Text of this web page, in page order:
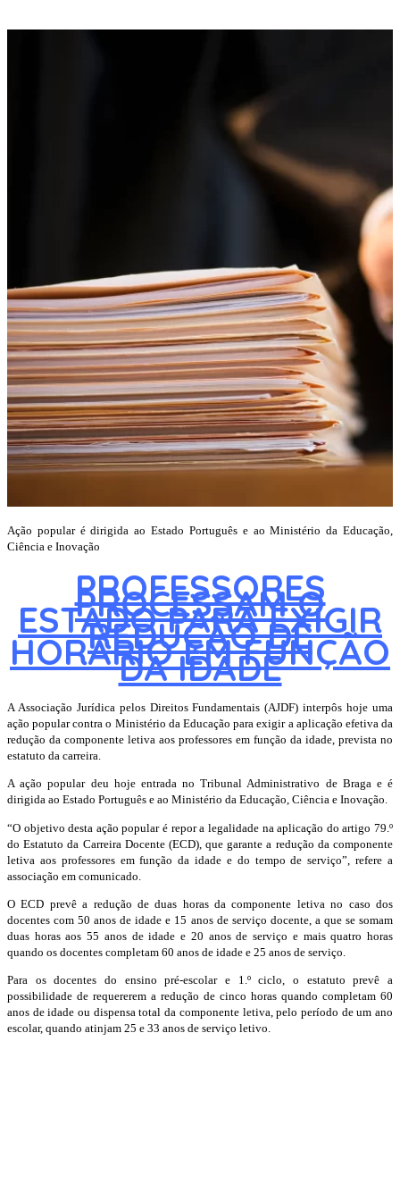
Ação popular é dirigida ao Estado Português e ao Ministério da Educação,
Ciência e Inovação
PROFESSORES
PROCESSAM O
ESTADO PARA EXIGIR
REDUÇÃO DE
HORÁRIO EM FUNÇÃO
DA IDADE
A Associação Jurídica pelos Direitos Fundamentais (AJDF) interpôs hoje uma
ação popular contra o Ministério da Educação para exigir a aplicação efetiva da
redução da componente letiva aos professores em função da idade, prevista no
estatuto da carreira.
A ação popular deu hoje entrada no Tribunal Administrativo de Braga e é
dirigida ao Estado Português e ao Ministério da Educação, Ciência e Inovação.
“O objetivo desta ação popular é repor a legalidade na aplicação do artigo 79.º
do Estatuto da Carreira Docente (ECD), que garante a redução da componente
letiva aos professores em função da idade e do tempo de serviço”, refere a
associação em comunicado.
O ECD prevê a redução de duas horas da componente letiva no caso dos
docentes com 50 anos de idade e 15 anos de serviço docente, a que se somam
duas horas aos 55 anos de idade e 20 anos de serviço e mais quatro horas
quando os docentes completam 60 anos de idade e 25 anos de serviço.
Para os docentes do ensino pré-escolar e 1.º ciclo, o estatuto prevê a
possibilidade de requererem a redução de cinco horas quando completam 60
anos de idade ou dispensa total da componente letiva, pelo período de um ano
escolar, quando atinjam 25 e 33 anos de serviço letivo.